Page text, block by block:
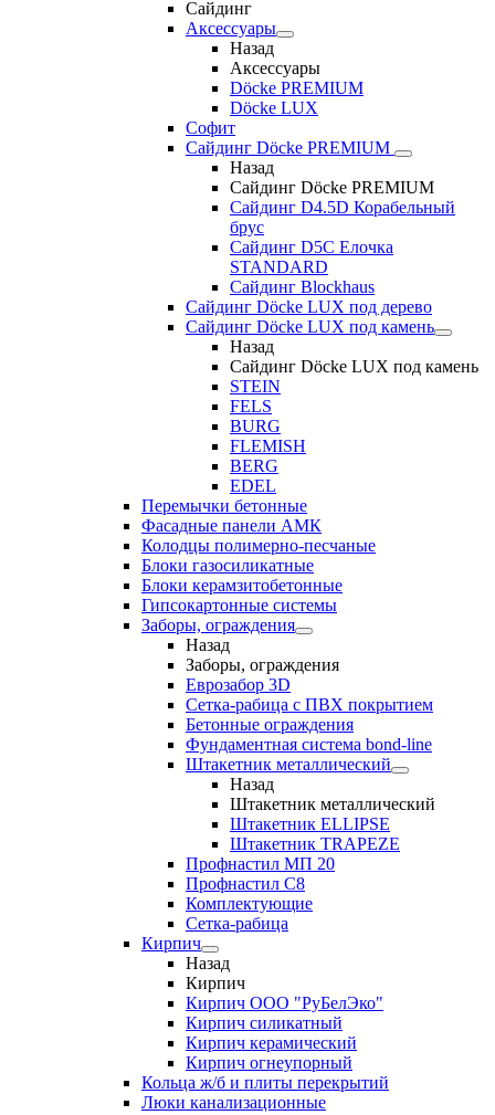
Сайдинг
Аксессуары
Назад
Аксессуары
Döcke PREMIUM
Döcke LUX
Софит
Сайдинг Döcke PREMIUM
Назад
Сайдинг Döcke PREMIUM
Сайдинг D4.5D Корабельный
брус
Сайдинг D5С Елочка
STANDARD
Сайдинг Blockhaus
Сайдинг Döcke LUX под дерево
Сайдинг Döcke LUX под камень
Назад
Сайдинг Döcke LUX под камень
STEIN
FELS
BURG
FLEMISH
BERG
EDEL
Перемычки бетонные
Фасадные панели АМК
Колодцы полимерно-песчаные
Блоки газосиликатные
Блоки керамзитобетонные
Гипсокартонные системы
Заборы, ограждения
Назад
Заборы, ограждения
Еврозабор 3D
Сетка-рабица с ПВХ покрытием
Бетонные ограждения
Фундаментная система bond-line
Штакетник металлический
Назад
Штакетник металлический
Штакетник ELLIPSE
Штакетник TRAPEZE
Профнастил МП 20
Профнастил С8
Комплектующие
Сетка-рабица
Кирпич
Назад
Кирпич
Кирпич ООО "РуБелЭко"
Кирпич силикатный
Кирпич керамический
Кирпич огнеупорный
Кольца ж/б и плиты перекрытий
Люки канализационные